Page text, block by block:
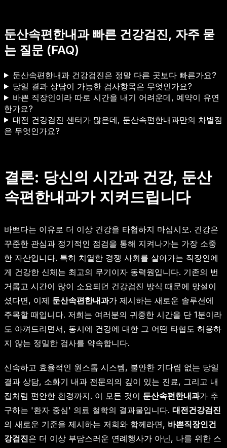
둔산속편한내과 빠른 건강검진, 자주 묻
는 질문 (FAQ)
둔산속편한내과 건강검진은 정말 다른 곳보다 빠른가요?
당일 결과 상담이 가능한 검사항목은 무엇인가요?
바쁜 직장인이라 따로 시간을 내기 어려운데, 예약이 유연
한가요?
대전 건강검진 센터가 많은데, 둔산속편한내과만의 차별점
은 무엇인가요?
결론: 당신의 시간과 건강, 둔산
속편한내과가 지켜드립니다
바쁘다는 이유로 더 이상 건강을 타협하지 마십시오. 건강은
꾸준한 관심과 정기적인 점검을 통해 지켜나가는 가장 소중
한 자산입니다. 특히 치열한 경쟁 사회를 살아가는 직장인에
게 건강한 신체는 최고의 무기이자 동력원입니다. 기존의 번
거롭고 시간이 많이 소요되던 건강검진 방식 때문에 망설이
셨다면, 이제 둔산속편한내과가 제시하는 새로운 솔루션에
주목할 때입니다. 저희는 여러분의 귀중한 시간을 단 1분이라
도 아껴드리면서, 동시에 건강에 대한 그 어떤 타협도 허용하
지 않는 정밀한 검사를 약속합니다.
신속하고 효율적인 원스톱 시스템, 불안한 기다림 없는 당일
결과 상담, 소화기 내과 전문의의 깊이 있는 진료, 그리고 내
집처럼 편안한 환경까지. 이 모든 것이 둔산속편한내과가 추
구하는 '환자 중심' 의료 철학의 결과물입니다. 대전건강검진
의 새로운 기준을 제시하는 저희와 함께라면, 바쁜직장인건
강검진은 더 이상 부담스러운 연례행사가 아닌, 나를 위한 스